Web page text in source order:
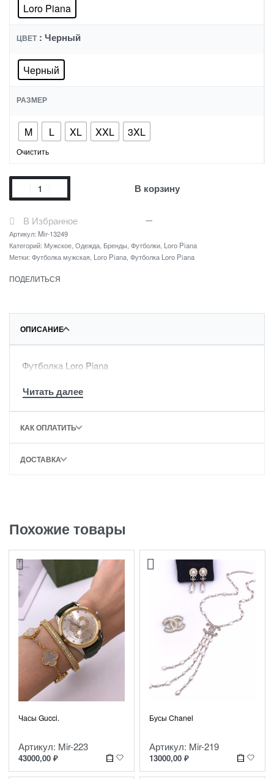
Loro Piana
ЦВЕТ : Черный
Черный
РАЗМЕР
M L XL XXL 3XL
Очистить
В корзину
В Избранное
Артикул: Mir-13249
Категорий: Мужское Одежда Бренды Футболки Loro Piana
Метки: Футболка мужская Loro Piana Футболка Loro Piana
ПОДЕЛИТЬСЯ
ОПИСАНИЕ
Футболка Loro Piana
КАК ОПЛАТИТЬ
ДОСТАВКА
Похожие товары
Часы Gucci.
Артикул: Mir-223
43000,00 ₽
Бусы Chanel
Артикул: Mir-219
13000,00 ₽